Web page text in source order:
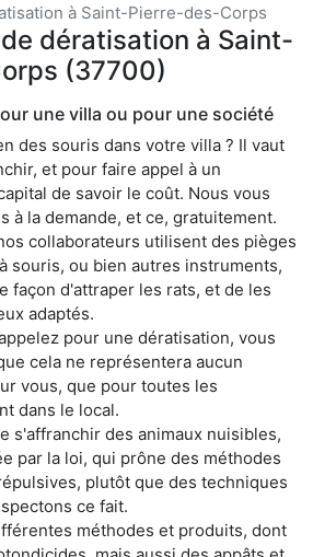
à Saint-Pierre-des-Corps
dératisation à Saint-
(37700)
une villa ou pour une société
des souris dans votre villa ? Il vaut
et pour faire appel à un
de savoir le coût. Nous vous
à la demande, et ce, gratuitement.
collaborateurs utilisent des pièges
souris, ou bien autres instruments,
façon d'attraper les rats, et de les
adaptés.
pour une dératisation, vous
cela ne représentera aucun
vous, que pour toutes les
dans le local.
s'affranchir des animaux nuisibles,
par la loi, qui prône des méthodes
plutôt que des techniques
ce fait.
méthodes et produits, dont